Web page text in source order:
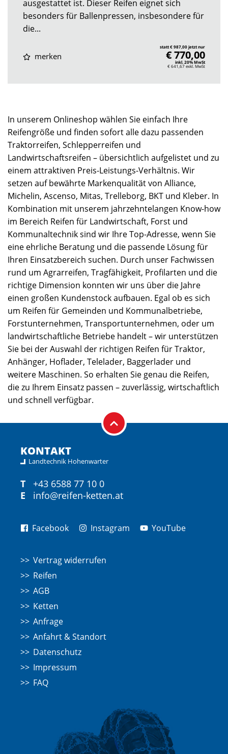
ausgestattet ist. Dieser Reifen eignet sich
besonders für Ballenpressen, insbesondere für
die...
merken
statt € 987,00 jetzt nur
€ 770,00
inkl. 20% MwSt
€ 641,67exkl. MwSt
In unserem Onlineshop wählen Sie einfach Ihre
Reifengröße und finden sofort alle dazu passenden
Traktorreifen, Schlepperreifen und
Landwirtschaftsreifen – übersichtlich aufgelistet und zu
einem attraktiven Preis-Leistungs-Verhältnis. Wir
setzen auf bewährte Markenqualität von Alliance,
Michelin, Ascenso, Mitas, Trelleborg, BKT und Kleber. In
Kombination mit unserem jahrzehntelangen Know-how
im Bereich Reifen für Landwirtschaft, Forst und
Kommunaltechnik sind wir Ihre Top-Adresse, wenn Sie
eine ehrliche Beratung und die passende Lösung für
Ihren Einsatzbereich suchen. Durch unser Fachwissen
rund um Agrarreifen, Tragfähigkeit, Profilarten und die
richtige Dimension konnten wir uns über die Jahre
einen großen Kundenstock aufbauen. Egal ob es sich
um Reifen für Gemeinden und Kommunalbetriebe,
Forstunternehmen, Transportunternehmen, oder um
landwirtschaftliche Betriebe handelt – wir unterstützen
Sie bei der Auswahl der richtigen Reifen für Traktor,
Anhänger, Hoflader, Telelader, Baggerlader und
weitere Maschinen. So erhalten Sie genau die Reifen,
die zu Ihrem Einsatz passen – zuverlässig, wirtschaftlich
und schnell verfügbar.
KONTAKT
Landtechnik Hohenwarter
T
+43 6588 77 10 0
E
info@reifen-ketten.at
Facebook Instagram YouTube
Vertrag widerrufen
Reifen
AGB
Ketten
Anfrage
Anfahrt & Standort
Datenschutz
Impressum
FAQ